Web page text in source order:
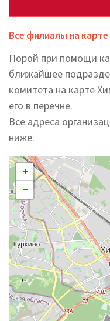
Все филиалы на
Порой при помощи
ближайшее
комитета на карте
его в перечне.
Все адреса
ниже.
+
−